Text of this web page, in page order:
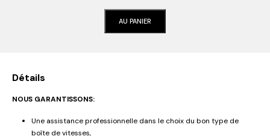
AU PANIER
Détails
NOUS GARANTISSONS:
Une assistance professionnelle dans le choix du bon type de
boîte de vitesses,